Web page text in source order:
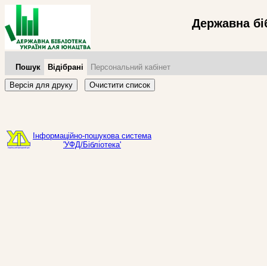
Державна
Пошук Відібрані
Персональний кабінет
Версія для друку
Очистити список
Інформаційно-пошукова система
'УФД/Бібліотека'